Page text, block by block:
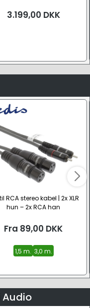
3.199,00 DKK
RCA stereo kabel | 2x XLR
hun – 2x RCA han
Fra 89,00 DKK
1,5 m. 3,0 m.
Audio